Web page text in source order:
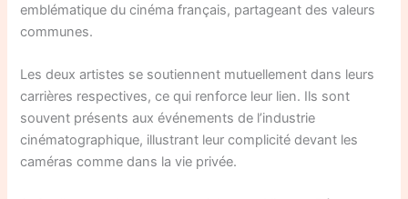
emblématique du cinéma français, partageant des valeurs
communes.
Les deux artistes se soutiennent mutuellement dans leurs
carrières respectives, ce qui renforce leur lien. Ils sont
souvent présents aux événements de l’industrie
cinématographique, illustrant leur complicité devant les
caméras comme dans la vie privée.